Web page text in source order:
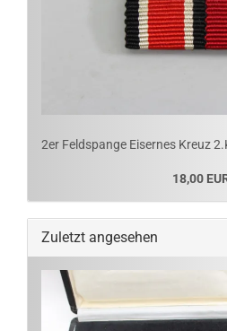
2er Feldspange Eisernes Kreuz
18,00
Zuletzt angesehen